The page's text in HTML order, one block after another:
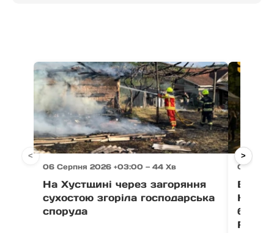
06 Серпня 2026 +03:00 — 44 Хв
На Хустщині через загоряння
сухостою згоріла господарська
споруда
06
В
Fest
< >